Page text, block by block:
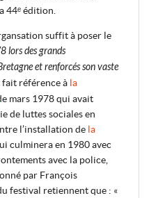
44ᵉ édition.
suffit à poser le
lors des grands
et renforcés son vaste
fait référence à la
mars 1978 qui avait
de luttes sociales en
l’installation de la
culminera en 1980 avec
avec la police,
par François
festival retiennent que : «